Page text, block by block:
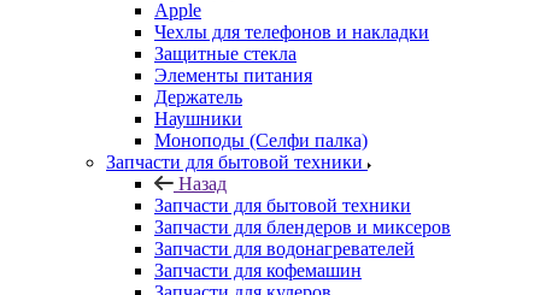
Наушники
Моноподы (Селфи палка)
Запчасти для бытовой техники
Назад
Запчасти для бытовой техники
Запчасти для блендеров и миксеров
Запчасти для водонагревателей
Запчасти для кофемашин
Запчасти для кулеров
Запчасти для кухонных комбаинов
Запчасти для кухонных плит
Запчасти для масляных радиаторов
Запчасти для мультиварок